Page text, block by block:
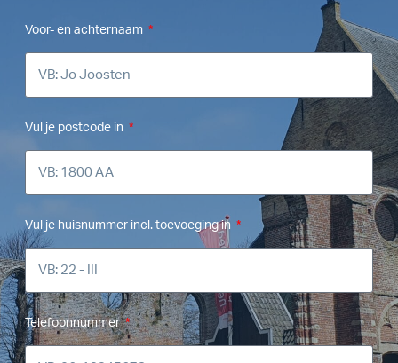
Voor- en achternaam
Vul je postcode in
Vul je huisnummer incl. toevoeging in
Telefoonnummer